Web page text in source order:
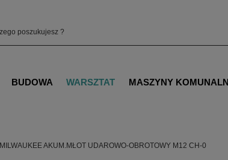
BUDOWA WARSZTAT MASZYNY
MILWAUKEE AKUM.MŁOT UDAROWO-OBROTOWY M12 CH-0